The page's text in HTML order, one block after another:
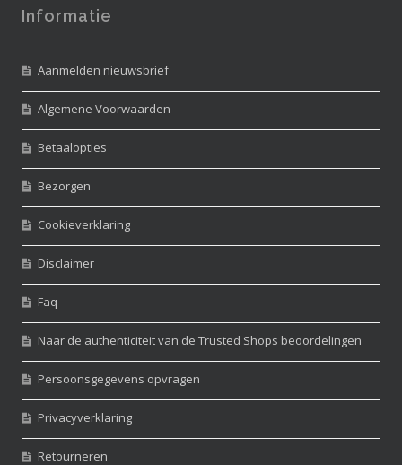
Informatie
Aanmelden nieuwsbrief
Algemene Voorwaarden
Betaalopties
Bezorgen
Cookieverklaring
Disclaimer
Faq
Naar de authenticiteit van de Trusted Shops beoordelingen
Persoonsgegevens opvragen
Privacyverklaring
Retourneren